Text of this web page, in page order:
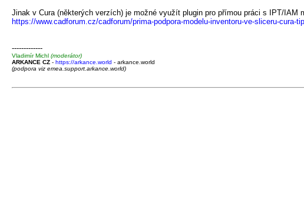
Jinak v Cura (některých verzích) je možné využít plugin pro přímou práci s IPT/
https://www.cadforum.cz/cadforum/prima-podpora-modelu-inventoru-ve-sliceru-cura-
-------------
Vladimír Michl (moderátor)
ARKANCE CZ- https://arkance.world - arkance.world
(podpora viz emea.support.arkance.world)